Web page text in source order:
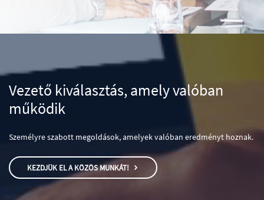
Vezető kiválasztás, amely valóban
működik
Személyre szabott megoldások, amelyek valóban eredményt hoznak.
KEZDJÜK EL A KÖZÖS MUNKÁT!